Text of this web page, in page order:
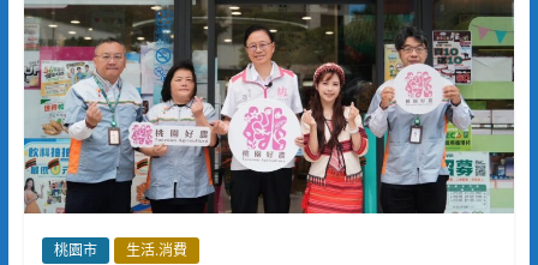
桃園市 生活.消費